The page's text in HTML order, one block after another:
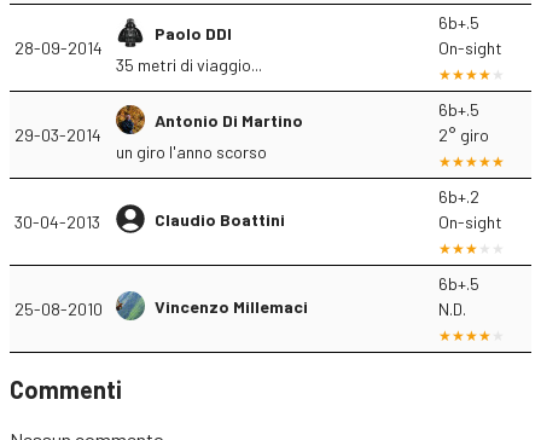
28-09-2014
Paolo DDI
35 metri di viaggio...
6b+.5
On-sight
29-03-2014
Antonio Di Martino
un giro l'anno scorso
6b+.5
2° giro
30-04-2013 Claudio Boattini
6b+.2
On-sight
25-08-2010 Vincenzo Millemaci
6b+.5
N.D.
Commenti